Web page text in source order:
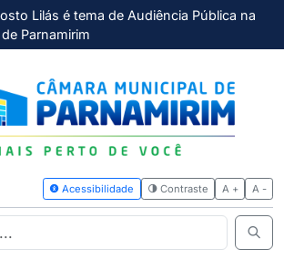
Lilás é tema de Audiência Pública na
Parnamirim